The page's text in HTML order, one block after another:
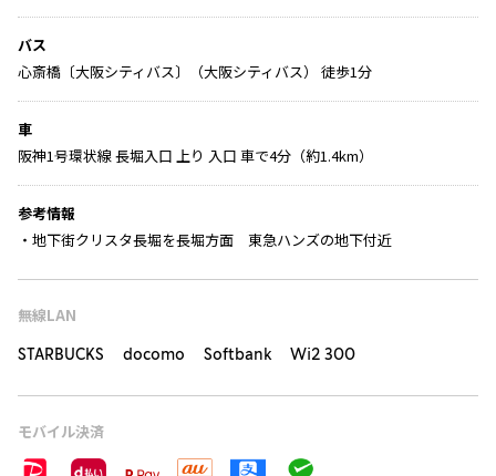
バス
心斎橋〔大阪シティバス〕（大阪シティバス） 徒歩1分
車
阪神1号環状線 長堀入口 上り 入口 車で4分（約1.4km）
参考情報
・地下街クリスタ長堀を長堀方面 東急ハンズの地下付近
無線LAN
STARBUCKS docomo Softbank Wi2 300
モバイル決済